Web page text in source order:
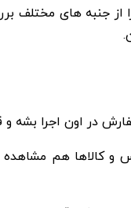
از جنبه های مختلف
در اون اجرا بشه
کالاها هم مشاهده